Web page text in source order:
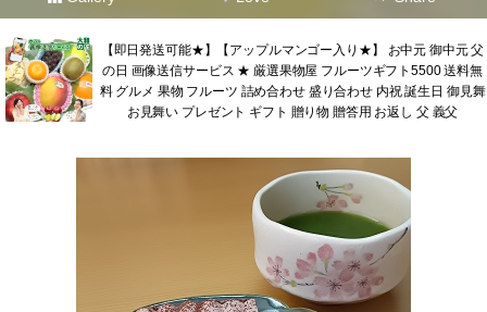
【即日発送可能★】【アップルマンゴー入り★】 お中元 御中元 父
の日 画像送信サービス ★ 厳選果物屋 フルーツギフト5500 送料無
料 グルメ 果物 フルーツ 詰め合わせ 盛り合わせ 内祝 誕生日 御見舞
お見舞い プレゼント ギフト 贈り物 贈答用 お返し 父 義父